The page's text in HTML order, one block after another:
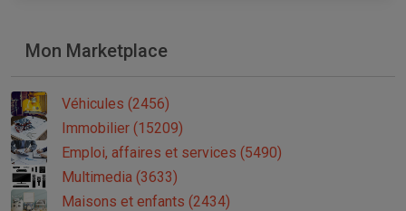
Mon Marketplace
Véhicules (2456)
Immobilier (15209)
Emploi, affaires et services (5490)
Multimedia (3633)
Maisons et enfants (2434)